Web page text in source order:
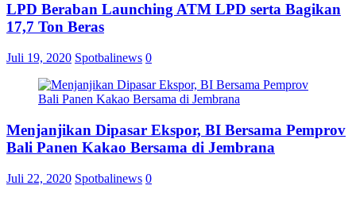
LPD Beraban Launching ATM LPD serta Bagikan
17,7 Ton Beras
Juli 19, 2020 Spotbalinews 0
Menjanjikan Dipasar Ekspor, BI Bersama Pemprov
Bali Panen Kakao Bersama di Jembrana
Juli 22, 2020 Spotbalinews 0